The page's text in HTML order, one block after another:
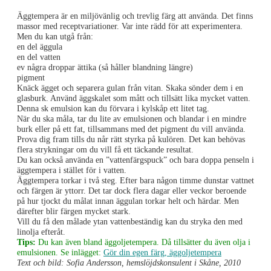
Äggtempera är en miljövänlig och trevlig färg att använda. Det finns
massor med receptvariationer. Var inte rädd för att experimentera.
Men du kan utgå från:
en del äggula
en del vatten
ev några droppar ättika (så håller blandning längre)
pigment
Knäck ägget och separera gulan från vitan. Skaka sönder dem i en
glasburk. Använd äggskalet som mått och tillsätt lika mycket vatten.
Denna sk emulsion kan du förvara i kylskåp ett litet tag.
När du ska måla, tar du lite av emulsionen och blandar i en mindre
burk eller på ett fat, tillsammans med det pigment du vill använda.
Prova dig fram tills du når rätt styrka på kulören. Det kan behövas
flera strykningar om du vill få ett täckande resultat.
Du kan också använda en ”vattenfärgspuck” och bara doppa penseln i
äggtempera i stället för i vatten.
Äggtempera torkar i två steg. Efter bara någon timme dunstar vattnet
och färgen är yttorr. Det tar dock flera dagar eller veckor beroende
på hur tjockt du målat innan äggulan torkar helt och härdar. Men
därefter blir färgen mycket stark.
Vill du få den målade ytan vattenbeständig kan du stryka den med
linolja efteråt.
Tips: Du kan även bland äggoljetempera. Då tillsätter du även olja i
emulsionen. Se inlägget: Gör din egen färg, äggoljetempera
Text och bild: Sofia Andersson, hemslöjdskonsulent i Skåne, 2010